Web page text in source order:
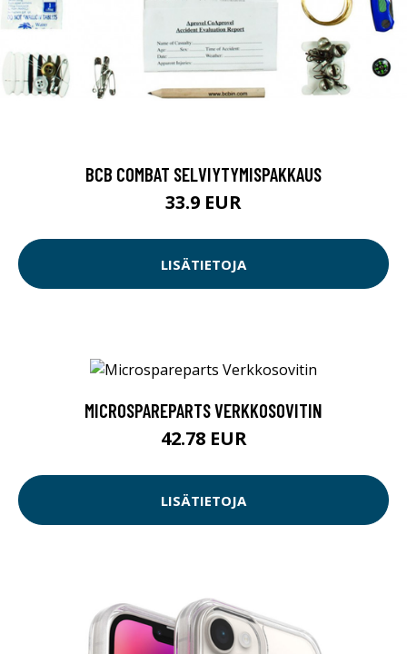
BCB COMBAT SELVIYTYMISPAKKAUS
33.9 EUR
LISÄTIETOJA
MICROSPAREPARTS VERKKOSOVITIN
42.78 EUR
LISÄTIETOJA